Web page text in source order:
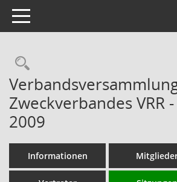
Toggle navigation
Rechercheauswahl
Zweckverbandes VRR
2009
Informationen